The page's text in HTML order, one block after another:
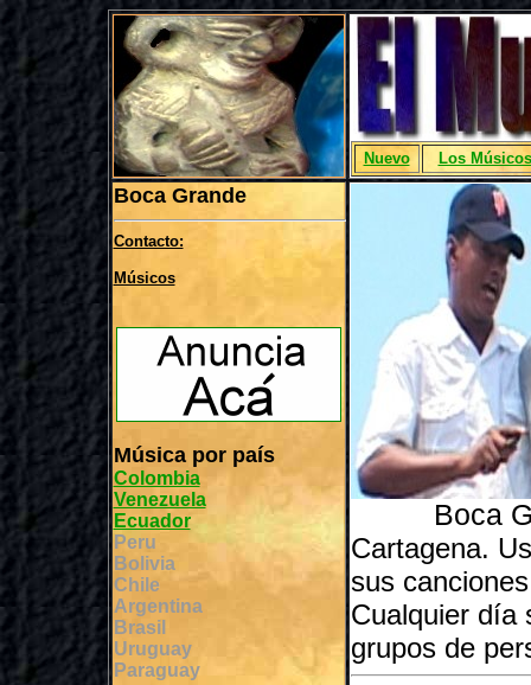
Nuevo Los Músicos
Boca Grande
Contacto:
Músicos
Música por país
Colombia
Venezuela
Ecuador
Peru
Bolivia
Chile
Argentina
Brasil
Uruguay
Paraguay
Boca
Cartagena.
sus
Cualquier día
grupos de